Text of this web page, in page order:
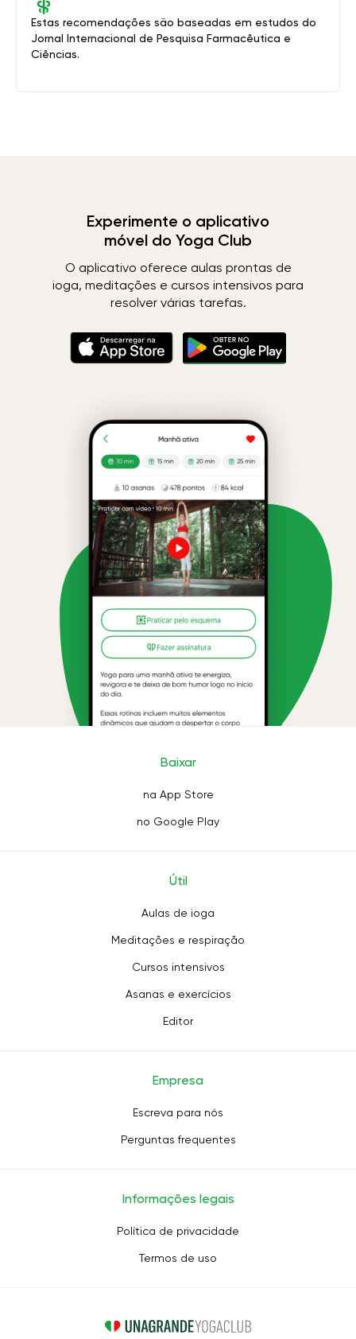
Estas recomendações são baseadas em estudos do
Jornal Internacional de Pesquisa Farmacêutica e
Ciências.
Experimente o aplicativo
móvel do Yoga Club
O aplicativo oferece aulas prontas de
ioga, meditações e cursos intensivos para
resolver várias tarefas.
Baixar
na App Store
no Google Play
Útil
Aulas de ioga
Meditações e respiração
Cursos intensivos
Asanas e exercícios
Editor
Empresa
Escreva para nós
Perguntas frequentes
Informações legais
Política de privacidade
Termos de uso